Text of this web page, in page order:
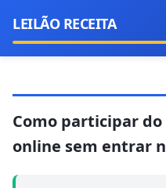
LEILÃO RECEITA
Como participar
online sem entrar